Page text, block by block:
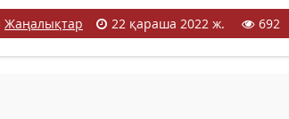
Жаңалықтар
22 қараша 2022 ж. 692